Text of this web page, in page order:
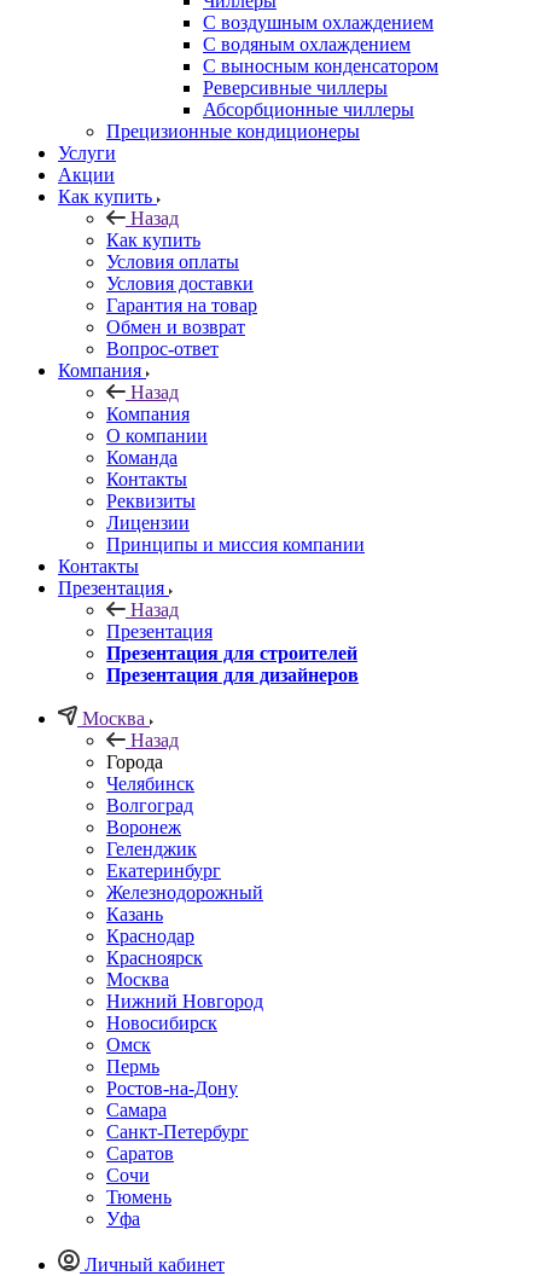
С воздушным охлаждением
С водяным охлаждением
С выносным конденсатором
Реверсивные чиллеры
Абсорбционные чиллеры
Прецизионные кондиционеры
Услуги
Акции
Как купить
Назад
Как купить
Условия оплаты
Условия доставки
Гарантия на товар
Обмен и возврат
Вопрос-ответ
Компания
Назад
Компания
О компании
Команда
Контакты
Реквизиты
Лицензии
Принципы и миссия компании
Контакты
Презентация
Назад
Презентация
Презентация для строителей
Презентация для дизайнеров
Москва
Назад
Города
Челябинск
Волгоград
Воронеж
Геленджик
Екатеринбург
Железнодорожный
Казань
Краснодар
Красноярск
Москва
Нижний Новгород
Новосибирск
Омск
Пермь
Ростов-на-Дону
Самара
Санкт-Петербург
Саратов
Сочи
Тюмень
Уфа
Личный кабинет